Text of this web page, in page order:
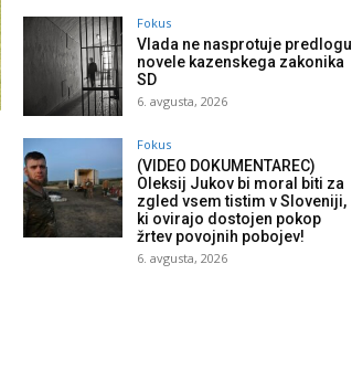
Fokus
Vlada ne nasprotuje predlogu
novele kazenskega zakonika
SD
6. avgusta, 2026
Fokus
(VIDEO DOKUMENTAREC)
Oleksij Jukov bi moral biti za
zgled vsem tistim v Sloveniji,
ki ovirajo dostojen pokop
žrtev povojnih pobojev!
6. avgusta, 2026